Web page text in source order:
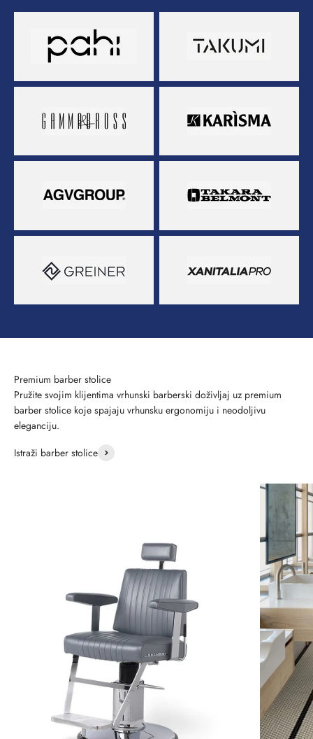
Pružite svojim klijentima vrhunski barberski doživljaj uz premium
barber stolice koje spajaju vrhunsku ergonomiju i neodoljivu
eleganciju.
Istraži barber stolice